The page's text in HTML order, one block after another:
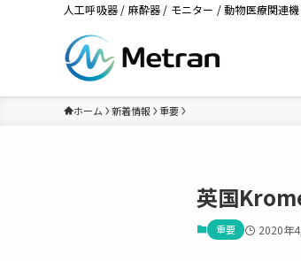
人工呼吸器 / 麻酔器 / モニター / 動物医療関連
ホーム 新着情報 重要
英国
重要 2020年